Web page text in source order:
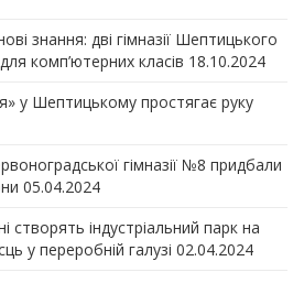
знання: дві гімназії Шептицького
комп’ютерних класів 18.10.2024
у Шептицькому простягає руку
гімназії №8 придбали
05.04.2024
створять індустріальний парк на
у переробній галузі 02.04.2024